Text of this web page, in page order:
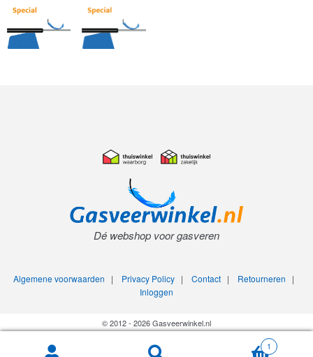
1
Dé webshop voor gasveren
Algemene voorwaarden | Privacy Policy| Contact| Retourneren |
Inloggen
© 2012 - 2026 Gasveerwinkel.nl